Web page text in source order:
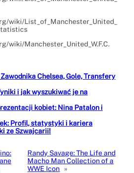
wiki/List_of_Manchester_United_
wiki/Manchester_United_W.F.C.
Chelsea, Gole, Transfery
i jak wyszukiwać je na
kobiet: Nina Patalon i
Profil, statystyki i kariera
ze Szwajcarii!
Randy Savage: The Life and
Macho Man Collection of a
WWE Icon
»